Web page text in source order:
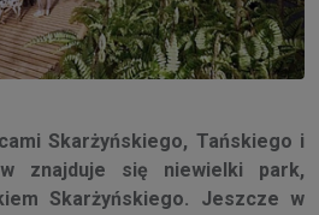
Skarżyńskiego, Tańskiego i
znajduje się niewielki park,
Skarżyńskiego. Jeszcze w